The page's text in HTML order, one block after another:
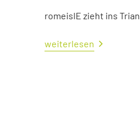
romeisIE zieht ins
weiterlesen